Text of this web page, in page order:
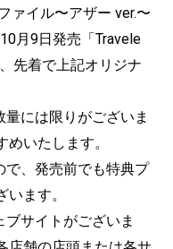
ァイル〜アザー ver.〜
月9日発売「Travele
先着で上記オリジナ
には限りがございま
いたします。
、発売前でも特典プ
ます。
サイトがございま